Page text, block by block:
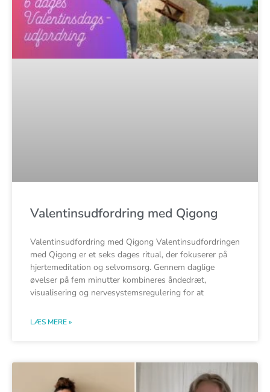
Valentinsudfordring med Qigong
Valentinsudfordring med Qigong Valentinsudfordringen
med Qigong er et seks dages ritual, der fokuserer på
hjertemeditation og selvomsorg. Gennem daglige
øvelser på fem minutter kombineres åndedræt,
visualisering og nervesystemsregulering for at
LÆS MERE »